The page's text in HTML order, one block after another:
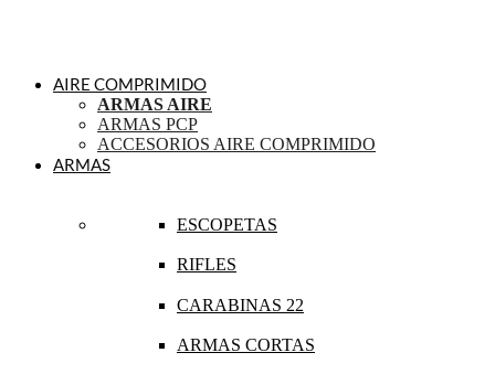
AIRE COMPRIMIDO
ARMAS AIRE
ARMAS PCP
ACCESORIOS AIRE COMPRIMIDO
ARMAS
ESCOPETAS
RIFLES
CARABINAS 22
ARMAS CORTAS